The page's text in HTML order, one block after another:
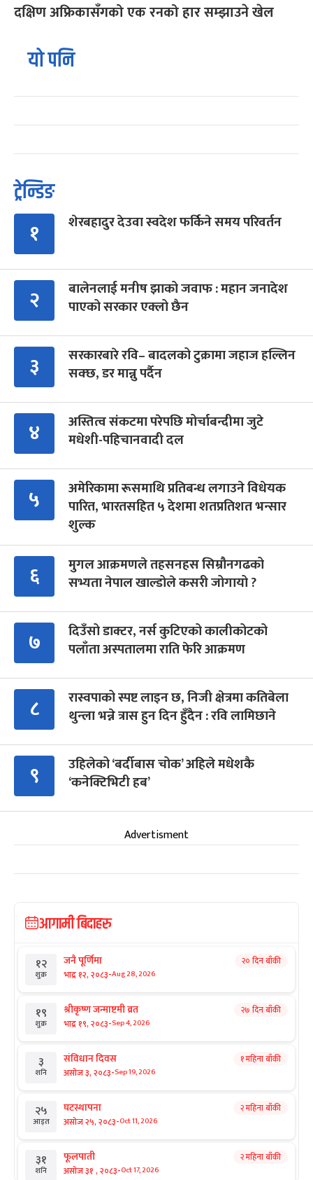
दक्षिण अफ्रिकासँगको एक रनको हार सम्झाउने खेल
यो पनि
ट्रेन्डिङ
१ शेरबहादुर देउवा स्वदेश फर्किने समय परिवर्तन
२
बालेनलाई मनीष झाको जवाफ : महान जनादेश
पाएको सरकार एक्लो छैन
३
सरकारबारे रवि– बादलको टुक्रामा जहाज हल्लिन
सक्छ, डर मान्नु पर्दैन
४
अस्तित्व संकटमा परेपछि मोर्चाबन्दीमा जुटे
मधेशी-पहिचानवादी दल
५
अमेरिकामा रूसमाथि प्रतिबन्ध लगाउने विधेयक
पारित, भारतसहित ५ देशमा शतप्रतिशत भन्सार
शुल्क
६
मुगल आक्रमणले तहसनहस सिम्रौनगढको
सभ्यता नेपाल खाल्डोले कसरी जोगायो ?
७
दिउँसो डाक्टर, नर्स कुटिएको कालीकोटको
पलाँता अस्पतालमा राति फेरि आक्रमण
८
रास्वपाको स्पष्ट लाइन छ, निजी क्षेत्रमा कतिबेला
थुन्ला भन्ने त्रास हुन दिन हुँदैन : रवि लामिछाने
९
उहिलेको ‘बर्दीबास चोक’ अहिले मधेशकै
‘कनेक्टिभिटी हब’
Advertisment
आगामी बिदाहरु
१२
शुक्र
जनै पूर्णिमा
भाद्र १२, २०८३-Aug 28, 2026
२० दिन बाँकी
१९
शुक्र
श्रीकृष्ण जन्माष्टमी व्रत
भाद्र १९, २०८३-Sep 4, 2026
२७ दिन बाँकी
३
शनि
संविधान दिवस
असोज ३, २०८३-Sep 19, 2026
१ महिना बाँकी
२५
आइत
घटस्थापना
असोज २५, २०८३-Oct 11, 2026
२ महिना बाँकी
३१
शनि
फूलपाती
असोज ३१ , २०८३-Oct 17, 2026
२ महिना बाँकी